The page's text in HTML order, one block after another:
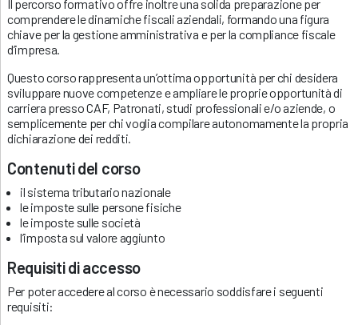
Il percorso formativo offre inoltre una solida preparazione per
comprendere le dinamiche fiscali aziendali, formando una figura
chiave per la gestione amministrativa e per la compliance fiscale
d’impresa.
Questo corso rappresenta un’ottima opportunità per chi desidera
sviluppare nuove competenze e ampliare le proprie opportunità di
carriera presso CAF, Patronati, studi professionali e/o aziende, o
semplicemente per chi voglia compilare autonomamente la propria
dichiarazione dei redditi.
Contenutidel corso
il sistema tributario nazionale
le imposte sulle persone fisiche
le imposte sulle società
l’imposta sul valore aggiunto
Requisiti di accesso
Per poter accedere al corso è necessario soddisfare i seguenti
requisiti: